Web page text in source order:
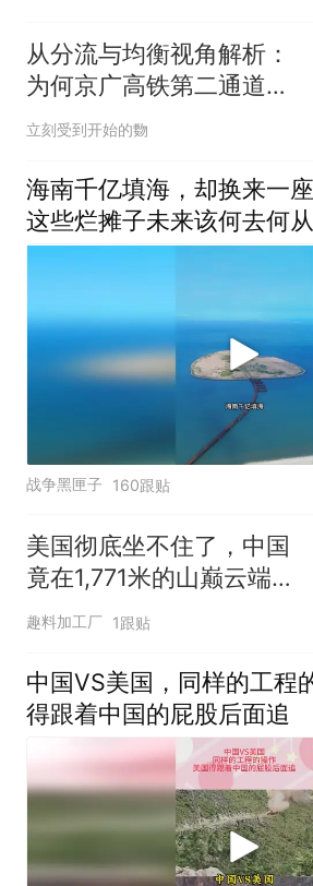
从分流与均衡视角解析：
为何京广高铁第二通道未
必过郑州枢纽？
立刻受到开始的覅
海南千亿填海，却换来一
这些烂摊子未来该何去何从
战争黑匣子 160跟贴
美国彻底坐不住了，中国
竟在1,771米的山巅云端，
架起超级机场
趣料加工厂 1跟贴
中国VS美国，同样的工程
得跟着中国的屁股后面追